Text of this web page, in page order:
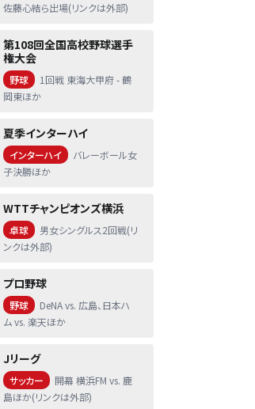
佐藤心結ら出場(リンクは外部)
第108回全国高校野球選手
権大会
野球
1回戦 東海大甲府 - 鶴
岡東ほか
夏季インターハイ
インターハイ
バレーボール女
子決勝ほか
WTTチャンピオンズ横浜
卓球
男女シングルス2回戦(リ
ンクは外部)
プロ野球
野球
DeNA vs. 広島、日本ハ
ム vs. 楽天ほか
Jリーグ
サッカー
開幕 横浜FM vs. 鹿
島ほか(リンクは外部)